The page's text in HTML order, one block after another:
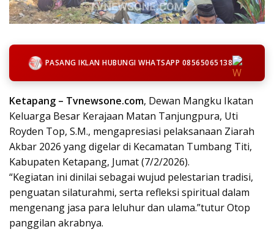
PASANG IKLAN HUBUNGI WHATSAPP 08565065138
Ketapang – Tvnewsone.com, Dewan Mangku Ikatan
Keluarga Besar Kerajaan Matan Tanjungpura, Uti
Royden Top, S.M., mengapresiasi pelaksanaan Ziarah
Akbar 2026 yang digelar di Kecamatan Tumbang Titi,
Kabupaten Ketapang, Jumat (7/2/2026).
“Kegiatan ini dinilai sebagai wujud pelestarian tradisi,
penguatan silaturahmi, serta refleksi spiritual dalam
mengenang jasa para leluhur dan ulama.”tutur Otop
panggilan akrabnya.